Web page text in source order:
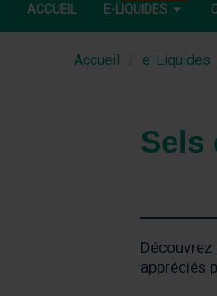
ACCUEIL E-LIQUIDES
Accueil e-Liquides
Sels
appréciés